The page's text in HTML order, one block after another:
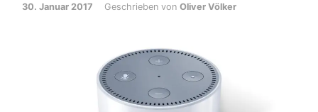
30. Januar 2017 Geschrieben von Oliver Völker